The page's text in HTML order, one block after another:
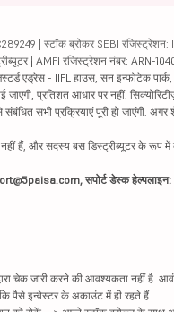
| स्टॉक ब्रोकर SEBI रजिस्ट्रेशन:
| AMFI रजिस्ट्रेशन नंबर: ARN-
एड्रेस - IIFL हाउस, सन इन्फोटेक पार्क,
प्रतिशत आधार पर नहीं.
सभी प्रक्रियाएं पूरी हो जाएंगी.
और सदस्य बस डिस्ट्रीब्यूटर के रूप में
सपोर्ट डेस्क
चेक जारी करने की आवश्यकता नहीं है.
पैसे इन्वेस्टर के अकाउंट में ही रहते हैं.